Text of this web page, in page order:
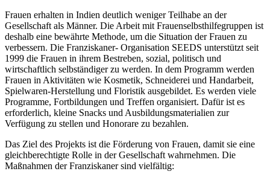
Frauen erhalten in Indien deutlich weniger Teilhabe an der
Gesellschaft als Männer. Die Arbeit mit Frauenselbsthilfegruppen ist
deshalb eine bewährte Methode, um die Situation der Frauen zu
verbessern. Die Franziskaner- Organisation SEEDS unterstützt seit
1999 die Frauen in ihrem Bestreben, sozial, politisch und
wirtschaftlich selbständiger zu werden. In dem Programm werden
Frauen in Aktivitäten wie Kosmetik, Schneiderei und Handarbeit,
Spielwaren-Herstellung und Floristik ausgebildet. Es werden viele
Programme, Fortbildungen und Treffen organisiert. Dafür ist es
erforderlich, kleine Snacks und Ausbildungsmaterialien zur
Verfügung zu stellen und Honorare zu bezahlen.
Das Ziel des Projekts ist die Förderung von Frauen, damit sie eine
gleichberechtigte Rolle in der Gesellschaft wahrnehmen. Die
Maßnahmen der Franziskaner sind vielfältig: